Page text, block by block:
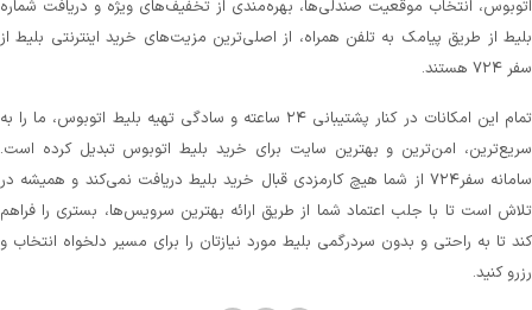
اتوبوس، انتخاب موقعیت صندلی‌ها، بهره‌مندی از تخفیف‌های ویژه و دریافت شماره‌
بلیط از طریق پیامک به تلفن همراه، از اصلی‌ترین مزیت‌های خرید اینترنتی بلیط از
سفر ۷۲۴ هستند.
تمام این امکانات در کنار پشتیبانی‌ ۲۴ ساعته و سادگی تهیه بلیط اتوبوس، ما را به
سریع‌ترین، امن‌ترین و بهترین سایت برای خرید بلیط اتوبوس تبدیل کرده است.
سامانه سفر۷۲۴ از شما هیچ کارمزدی قبال خرید بلیط دریافت نمی‌کند و همیشه در
تلاش است تا با جلب اعتماد شما از طریق ارائه بهترین سرویس‌ها، بستری را فراهم
کند تا به راحتی و بدون سردرگمی بلیط مورد نیازتان را برای مسیر دلخواه انتخاب و
رزرو کنید.